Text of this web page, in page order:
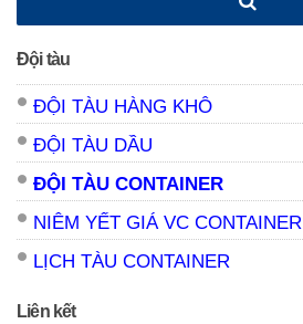
Đội tàu
ĐỘI TÀU HÀNG KHÔ
ĐỘI TÀU DẦU
ĐỘI TÀU CONTAINER
NIÊM YẾT GIÁ VC CONTAINER
LỊCH TÀU CONTAINER
Liên kết